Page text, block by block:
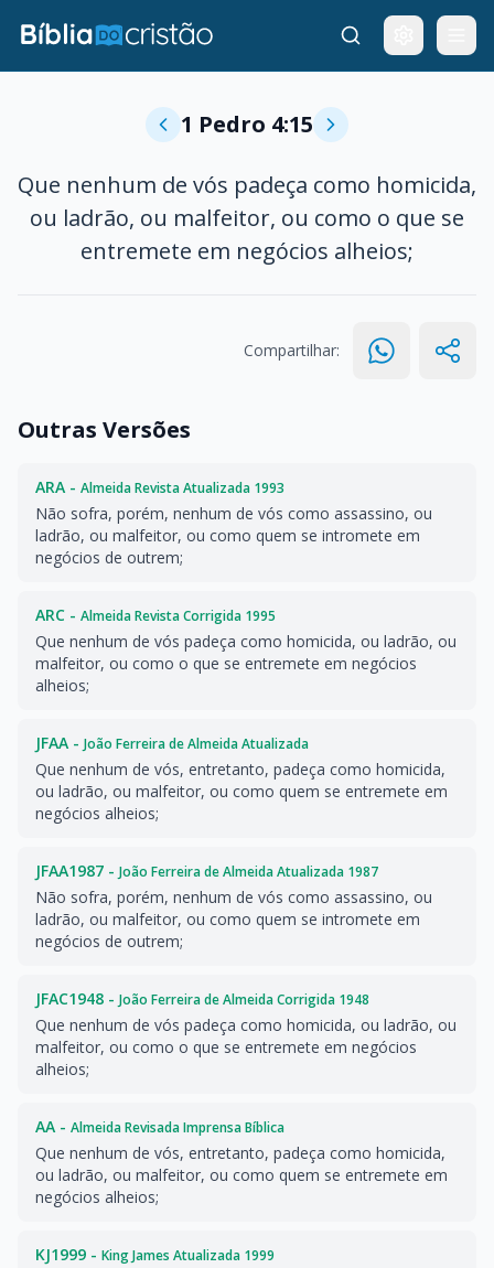
1 Pedro 4:15
Que nenhum de vós padeça como homicida,
ou ladrão, ou malfeitor, ou como o que se
entremete em negócios alheios;
Compartilhar:
Outras Versões
ARA - Almeida Revista Atualizada 1993
Não sofra, porém, nenhum de vós como assassino, ou
ladrão, ou malfeitor, ou como quem se intromete em
negócios de outrem;
ARC - Almeida Revista Corrigida 1995
Que nenhum de vós padeça como homicida, ou ladrão, ou
malfeitor, ou como o que se entremete em negócios
alheios;
JFAA - João Ferreira de Almeida Atualizada
Que nenhum de vós, entretanto, padeça como homicida,
ou ladrão, ou malfeitor, ou como quem se entremete em
negócios alheios;
JFAA1987 - João Ferreira de Almeida Atualizada 1987
Não sofra, porém, nenhum de vós como assassino, ou
ladrão, ou malfeitor, ou como quem se intromete em
negócios de outrem;
JFAC1948 - João Ferreira de Almeida Corrigida 1948
Que nenhum de vós padeça como homicida, ou ladrão, ou
malfeitor, ou como o que se entremete em negócios
alheios;
AA - Almeida Revisada Imprensa Bíblica
Que nenhum de vós, entretanto, padeça como homicida,
ou ladrão, ou malfeitor, ou como quem se entremete em
negócios alheios;
KJ1999 - King James Atualizada 1999